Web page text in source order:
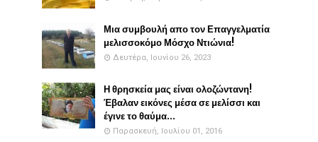
Μια συμβουλή απο τον Επαγγελματία
μελισσοκόμο Μόσχο Ντιώνια!
Δευτέρα, Ιουνίου 26, 2023
Η θρησκεία μας είναι ολοζώντανη!
Έβαλαν εικόνες μέσα σε μελίσσι και
έγινε το θαύμα...
Παρασκευή, Ιουλίου 01, 2016